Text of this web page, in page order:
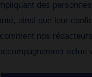
des
ainsi que leur
nos
selon